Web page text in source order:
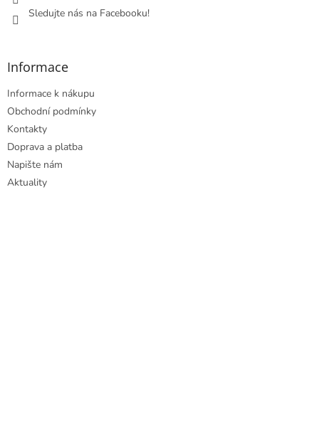
Sledujte nás na Facebooku!
Informace
Informace k nákupu
Obchodní podmínky
Kontakty
Doprava a platba
Napište nám
Aktuality